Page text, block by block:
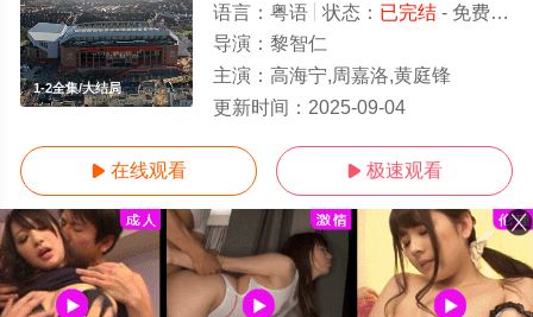
1-2全集/大结局
语言： 粤语 状态： 已完结- 免费在线观看
导演： 黎智仁
主演： 高海宁,周嘉洛,黄庭锋
更新时间： 2025-09-04
 在线观看  极速观看